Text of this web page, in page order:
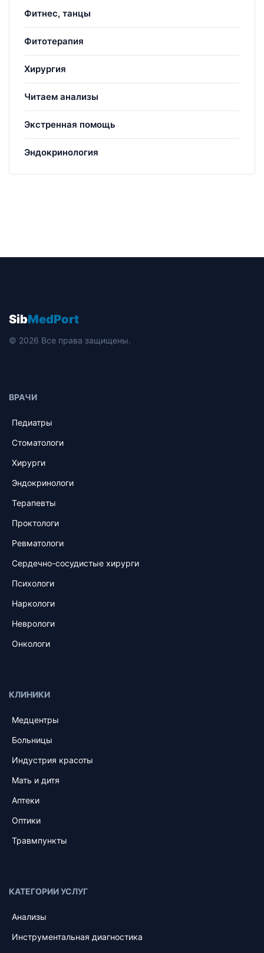
Фитнес, танцы
Фитотерапия
Хирургия
Читаем анализы
Экстренная помощь
Эндокринология
SibMedPort
© 2026 Все права защищены.
ВРАЧИ
Педиатры
Стоматологи
Хирурги
Эндокринологи
Терапевты
Проктологи
Ревматологи
Сердечно-сосудистые хирурги
Психологи
Наркологи
Неврологи
Онкологи
КЛИНИКИ
Медцентры
Больницы
Индустрия красоты
Мать и дитя
Аптеки
Оптики
Травмпункты
КАТЕГОРИИ УСЛУГ
Анализы
Инструментальная диагностика